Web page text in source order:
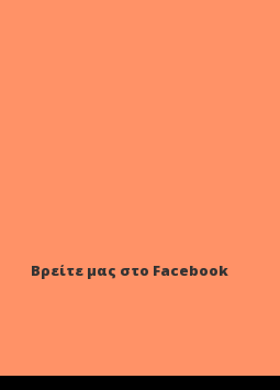
Βρείτε μας στο Facebook